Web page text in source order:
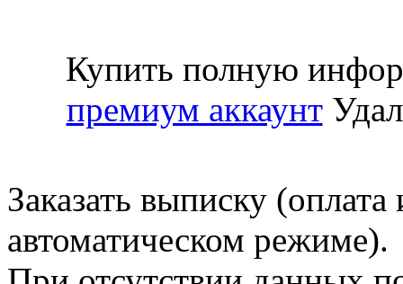
Купить полную
премиум аккаунт
Заказать выписку
автоматическом режиме).